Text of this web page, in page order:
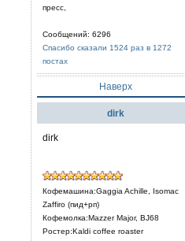
пресс,
Сообщений: 6296
Спасибо сказали 1524 раз в 1272
постах
Наверх
dirk
dirk
Кофемашина:Gaggia Achille, Isomac
Zaffiro (пид+рп)
Кофемолка:Mazzer Major, BJ68
Ростер:Kaldi coffee roaster